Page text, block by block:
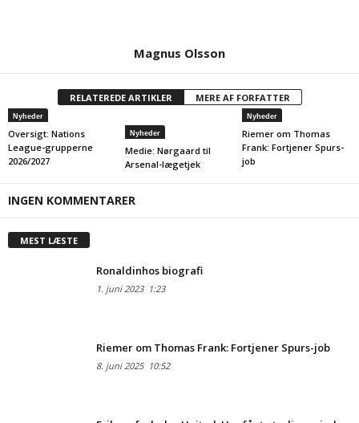
Magnus Olsson
RELATEREDE ARTIKLER MERE AF FORFATTER
Nyheder
Oversigt: Nations
League-grupperne
2026/2027
Nyheder
Medie: Nørgaard til
Arsenal-lægetjek
Nyheder
Riemer om Thomas
Frank: Fortjener Spurs-
job
INGEN KOMMENTARER
MEST LÆSTE
Ronaldinhos biografi
1. juni 20231:23
Riemer om Thomas Frank: Fortjener Spurs-job
8. juni 202510:52